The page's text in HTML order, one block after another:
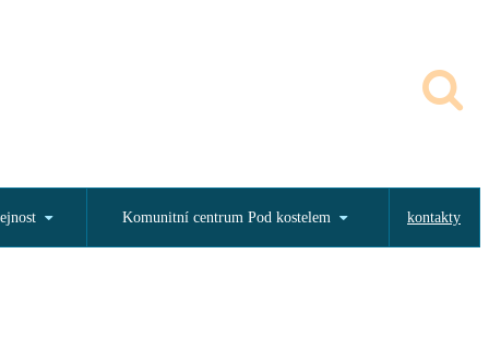
Komunitní centrum Pod kostelem kontakty